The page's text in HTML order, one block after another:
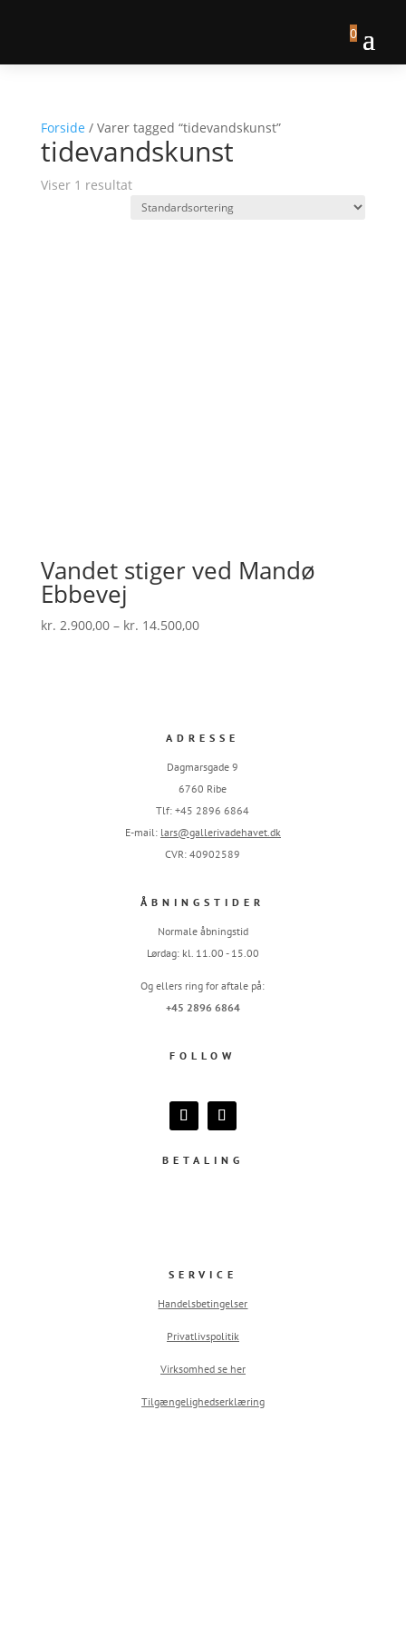
0
Forside / Varer tagged “tidevandskunst”
tidevandskunst
Viser 1 resultat
Vandet stiger ved Mandø
Ebbevej
kr. 2.900,00 – kr. 14.500,00Prisinterval:
ADRESSE
Dagmarsgade 9
6760 Ribe
Tlf: +45 2896 6864
E-mail: lars@gallerivadehavet.dk
CVR: 40902589
ÅBNINGSTIDER
Normale åbningstid
Lørdag: kl. 11.00 - 15.00
Og ellers ring for aftale på:
+45 2896 6864
FOLLOW
BETALING
SERVICE
Handelsbetingelser
Privatlivspolitik
Virksomhed se her
Tilgængelighedserklæring